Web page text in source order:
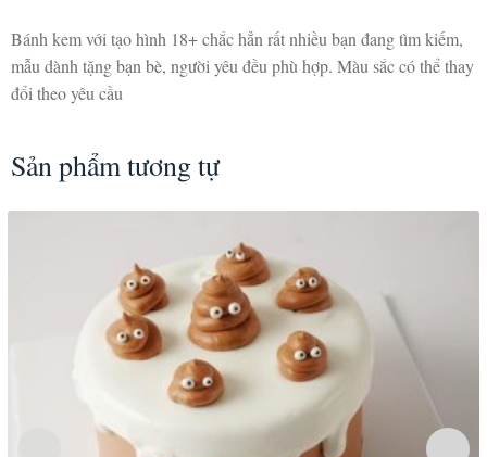
Bánh kem với tạo hình 18+ chắc hẳn rất nhiều bạn đang tìm kiếm,
mẫu dành tặng bạn bè, người yêu đều phù hợp. Màu sắc có thể thay
đổi theo yêu cầu
Sản phẩm tương tự